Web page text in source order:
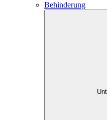
Behinderung